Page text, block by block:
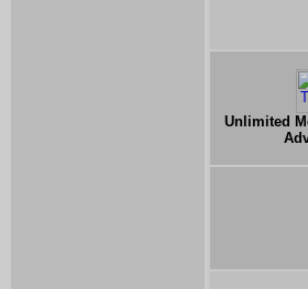
Unlimited